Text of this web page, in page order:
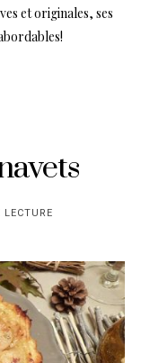
et originales, ses